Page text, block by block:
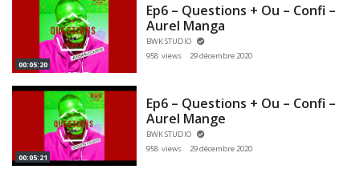
00:05:20
Ep6 – Questions + Ou – Confi –
Aurel Manga
BWK STUDIO
958 views
29 décembre 2020
00:05:21
Ep6 – Questions + Ou – Confi –
Aurel Mange
BWK STUDIO
958 views
29 décembre 2020